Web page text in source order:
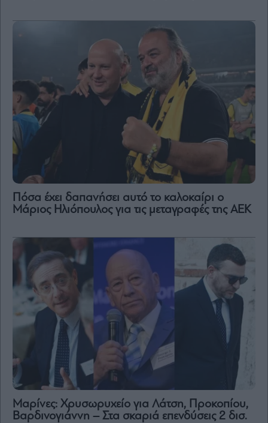
Πόσα έχει δαπανήσει αυτό το καλοκαίρι ο
Μάριος Ηλιόπουλος για τις μεταγραφές της ΑΕΚ
Μαρίνες: Χρυσωρυχείο για Λάτση, Προκοπίου,
Βαρδινογιάννη – Στα σκαριά επενδύσεις 2 δισ.